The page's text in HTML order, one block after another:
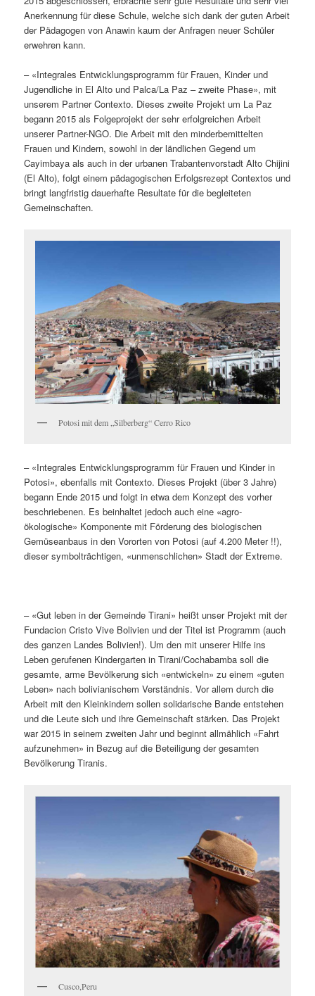
Anerkennung für diese Schule, welche sich dank der guten Arbeit
der Pädagogen von Anawin kaum der Anfragen neuer Schüler
erwehren kann.
– «Integrales Entwicklungsprogramm für Frauen, Kinder und
Jugendliche in El Alto und Palca/La Paz – zweite Phase», mit
unserem Partner Contexto. Dieses zweite Projekt um La Paz
begann 2015 als Folgeprojekt der sehr erfolgreichen Arbeit
unserer Partner-NGO. Die Arbeit mit den minderbemittelten
Frauen und Kindern, sowohl in der ländlichen Gegend um
Cayimbaya als auch in der urbanen Trabantenvorstadt Alto Chijini
(El Alto), folgt einem pädagogischen Erfolgsrezept Contextos und
bringt langfristig dauerhafte Resultate für die begleiteten
Gemeinschaften.
Potosi mit dem „Silberberg“ Cerro Rico
– «Integrales Entwicklungsprogramm für Frauen und Kinder in
Potosi», ebenfalls mit Contexto. Dieses Projekt (über 3 Jahre)
begann Ende 2015 und folgt in etwa dem Konzept des vorher
beschriebenen. Es beinhaltet jedoch auch eine «agro-
ökologische» Komponente mit Förderung des biologischen
Gemüseanbaus in den Vororten von Potosi (auf 4.200 Meter !!),
dieser symbolträchtigen, «unmenschlichen» Stadt der Extreme.
– «Gut leben in der Gemeinde Tirani» heißt unser Projekt mit der
Funda­cion Cristo Vive Bolivien und der Titel ist Programm (auch
des ganzen Landes Bolivien!). Um den mit unserer Hilfe ins
Leben gerufenen Kindergarten in Tirani/Cochabamba soll die
gesamte, arme Bevölkerung sich «entwickeln» zu einem «guten
Leben» nach bolivianischem Verständnis. Vor allem durch die
Arbeit mit den Kleinkindern sollen solidarische Bande entstehen
und die Leute sich und ihre Gemeinschaft stärken. Das Projekt
war 2015 in seinem zweiten Jahr und beginnt allmählich «Fahrt
aufzunehmen» in Bezug auf die Beteiligung der gesamten
Bevölkerung Tiranis.
Cusco,Peru